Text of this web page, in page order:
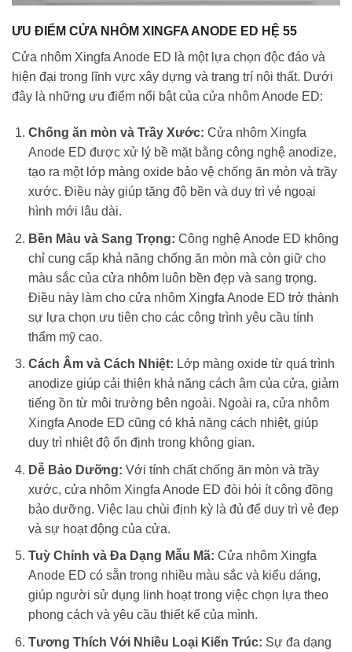
ƯU ĐIỂM CỬA NHÔM XINGFA ANODE ED HỆ 55
Cửa nhôm Xingfa Anode ED là một lựa chọn độc đáo và
hiện đại trong lĩnh vực xây dựng và trang trí nội thất. Dưới
đây là những ưu điểm nổi bật của cửa nhôm Anode ED:
Chống ăn mòn và Trầy Xước: Cửa nhôm Xingfa
Anode ED được xử lý bề mặt bằng công nghệ anodize,
tạo ra một lớp màng oxide bảo vệ chống ăn mòn và trầy
xước. Điều này giúp tăng độ bền và duy trì vẻ ngoại
hình mới lâu dài.
Bền Màu và Sang Trọng: Công nghệ Anode ED không
chỉ cung cấp khả năng chống ăn mòn mà còn giữ cho
màu sắc của cửa nhôm luôn bền đẹp và sang trọng.
Điều này làm cho cửa nhôm Xingfa Anode ED trở thành
sự lựa chọn ưu tiên cho các công trình yêu cầu tính
thẩm mỹ cao.
Cách Âm và Cách Nhiệt: Lớp màng oxide từ quá trình
anodize giúp cải thiện khả năng cách âm của cửa, giảm
tiếng ồn từ môi trường bên ngoài. Ngoài ra, cửa nhôm
Xingfa Anode ED cũng có khả năng cách nhiệt, giúp
duy trì nhiệt độ ổn định trong không gian.
Dễ Bảo Dưỡng: Với tính chất chống ăn mòn và trầy
xước, cửa nhôm Xingfa Anode ED đòi hỏi ít công đồng
bảo dưỡng. Việc lau chùi định kỳ là đủ để duy trì vẻ đẹp
và sự hoạt động của cửa.
Tuỳ Chỉnh và Đa Dạng Mẫu Mã: Cửa nhôm Xingfa
Anode ED có sẵn trong nhiều màu sắc và kiểu dáng,
giúp người sử dụng linh hoạt trong việc chọn lựa theo
phong cách và yêu cầu thiết kế của mình.
Tương Thích Với Nhiều Loại Kiến Trúc: Sự đa dạng